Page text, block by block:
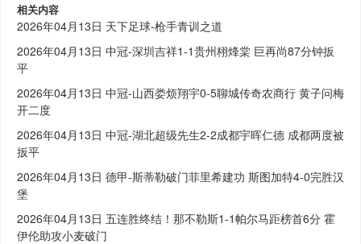
相关内容
2026年04月13日 天下足球-枪手青训之道
2026年04月13日 中冠-深圳吉祥1-1贵州栩烽棠 巨再尚87分钟扳
平
2026年04月13日 中冠-山西娄烦翔宇0-5聊城传奇农商行 黄子问梅
开二度
2026年04月13日 中冠-湖北超级先生2-2成都宇晖仁德 成都两度被
扳平
2026年04月13日 德甲-斯蒂勒破门菲里希建功 斯图加特4-0完胜汉
堡
2026年04月13日 五连胜终结！那不勒斯1-1帕尔马距榜首6分 霍
伊伦助攻小麦破门